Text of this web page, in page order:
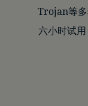
Trojan等多
六小时试